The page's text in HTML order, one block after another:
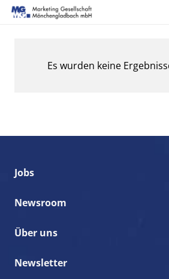
Es wurden keine
Jobs
Newsroom
Über uns
Newsletter